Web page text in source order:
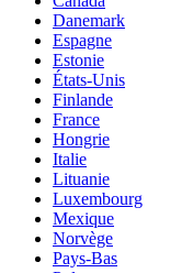
Danemark
Espagne
Estonie
États-Unis
Finlande
France
Hongrie
Italie
Lituanie
Luxembourg
Mexique
Norvège
Pays-Bas